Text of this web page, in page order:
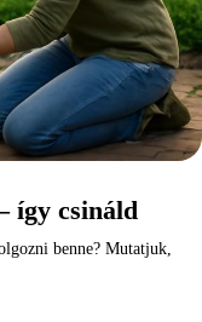
így csináld
benne? Mutatjuk,